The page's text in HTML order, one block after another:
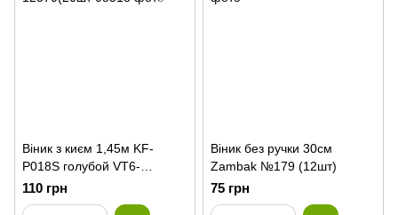
Вiник з києм 1,45м KF-
P018S голубой VT6-
12570(20шт
110 грн
Вiник без ручки 30см
Zambak №179 (12шт)
75 грн